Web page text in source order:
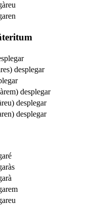
desplegar
desplegar
desplegar
desplegar